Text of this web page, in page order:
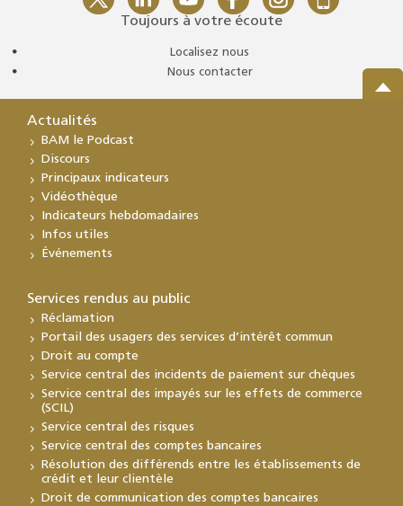
Toujours à votre écoute
Localisez nous
Nous contacter
Actualités
BAM le Podcast
Discours
Principaux indicateurs
Vidéothèque
Indicateurs hebdomadaires
Infos utiles
Événements
Services rendus au public
Réclamation
Portail des usagers des services d’intérêt commun
Droit au compte
Service central des incidents de paiement sur chèques
Service central des impayés sur les effets de commerce
(SCIL)
Service central des risques
Service central des comptes bancaires
Résolution des différends entre les établissements de
crédit et leur clientèle
Droit de communication des comptes bancaires